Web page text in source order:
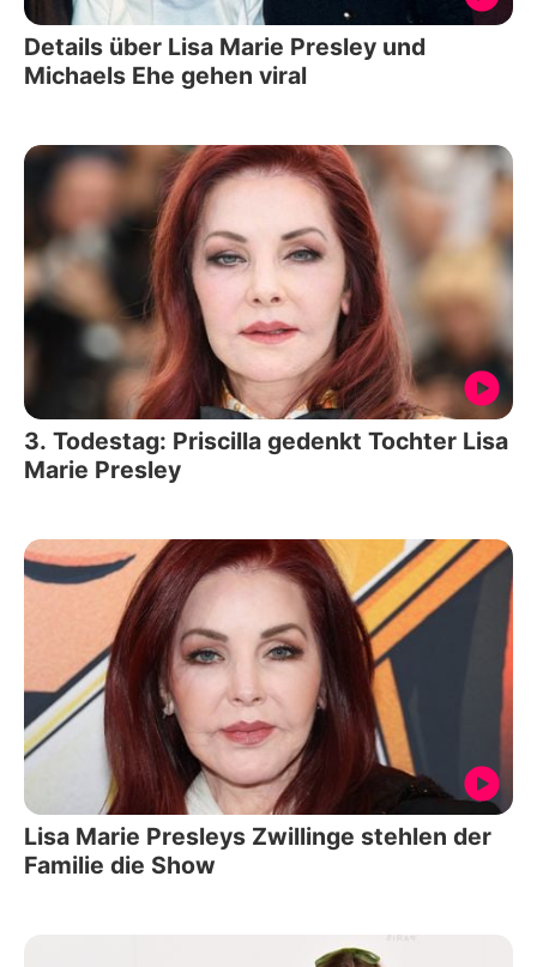
Details über Lisa Marie Presley und
Michaels Ehe gehen viral
3. Todestag: Priscilla gedenkt Tochter Lisa
Marie Presley
Lisa Marie Presleys Zwillinge stehlen der
Familie die Show